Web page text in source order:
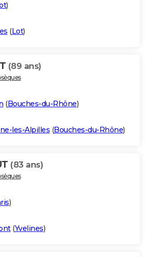
)
(Lot)
(89 ans)
(Bouches-du-Rhône)
les-Alpilles (Bouches-du-Rhône)
(83 ans)
)
(Yvelines)